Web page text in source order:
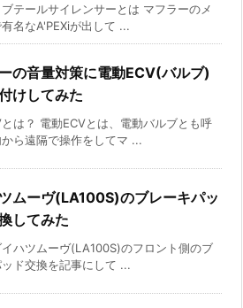
テールサイレンサーとは マフラーのメ
名なA'PEXiが出して ...
の音量対策に電動ECV(バルブ)
けしてみた
は？ 電動ECVとは、電動バルブとも呼
ら遠隔で操作をしてマ ...
ムーヴ(LA100S)のブレーキパッ
してみた
ハツムーヴ(LA100S)のフロント側のブ
ッド交換を記事にして ...